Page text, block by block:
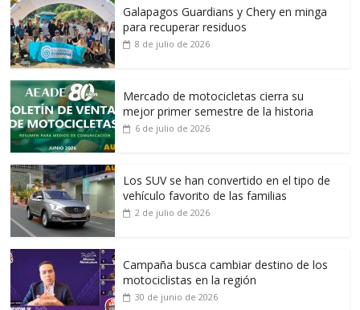
Galapagos Guardians y Chery en minga
para recuperar residuos
8 de julio de 2026
Mercado de motocicletas cierra su
mejor primer semestre de la historia
6 de julio de 2026
Los SUV se han convertido en el tipo de
vehículo favorito de las familias
2 de julio de 2026
Campaña busca cambiar destino de los
motociclistas en la región
30 de junio de 2026